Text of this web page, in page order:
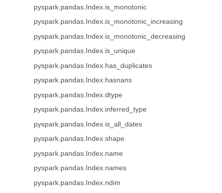
pyspark.pandas.Index.is_monotonic
pyspark.pandas.Index.is_monotonic_increasing
pyspark.pandas.Index.is_monotonic_decreasing
pyspark.pandas.Index.is_unique
pyspark.pandas.Index.has_duplicates
pyspark.pandas.Index.hasnans
pyspark.pandas.Index.dtype
pyspark.pandas.Index.inferred_type
pyspark.pandas.Index.is_all_dates
pyspark.pandas.Index.shape
pyspark.pandas.Index.name
pyspark.pandas.Index.names
pyspark.pandas.Index.ndim